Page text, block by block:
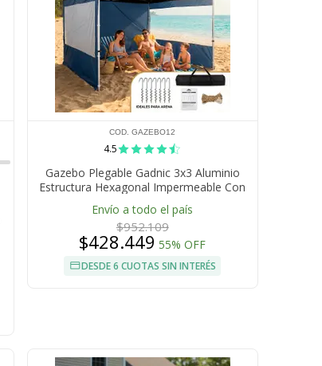
COD. GAZEBO12
4.5
Gazebo Plegable Gadnic 3x3 Aluminio
Estructura Hexagonal Impermeable Con
Paredes Ventanas PVC Bolso Transporte
Eventos Exterior
Envío a todo el país
$952.109
$428.449 55% OFF
DESDE 6 CUOTAS SIN INTERÉS